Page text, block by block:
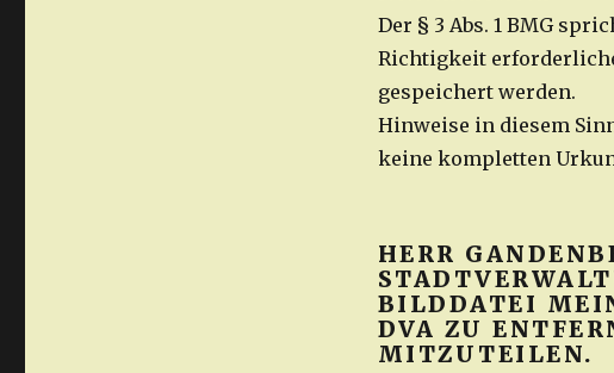
Der § 3 Abs. 1 BMG
Richtigkeit
gespeichert werden.
Hinweise in diesem
keine kompletten
HERR
BILDDATEI
DVA ZU
MITZUTEILEN.